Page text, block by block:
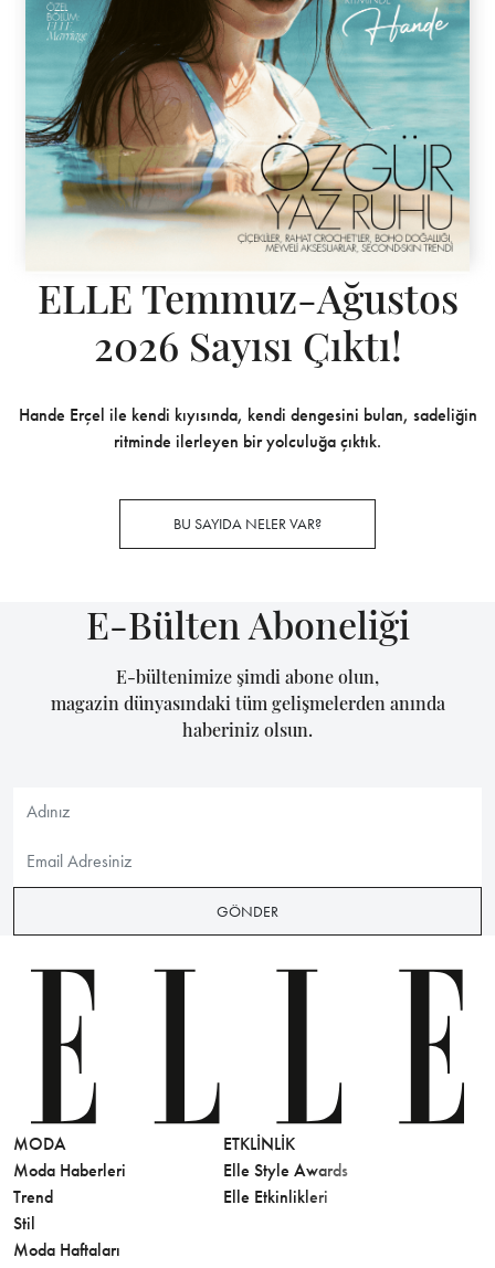
ELLE Temmuz-Ağustos
2026 Sayısı Çıktı!
Hande Erçel ile kendi kıyısında, kendi dengesini bulan, sadeliğin
ritminde ilerleyen bir yolculuğa çıktık.
BU SAYIDA NELER VAR?
E-Bülten Aboneliği
E-bültenimize şimdi abone olun,
magazin dünyasındaki tüm gelişmelerden anında
haberiniz olsun.
GÖNDER
MODA
Moda Haberleri
Trend
Stil
Moda Haftaları
ETKLINLIK
Elle Style Awards
Elle Etkinlikleri